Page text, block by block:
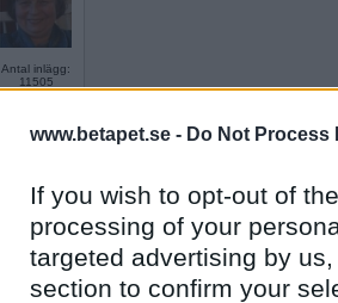
www.betapet.se - Do Not Process
If you wish to opt-out of
processing of your
targeted advertising by
section to confirm your
Antal inlägg:
11505
15408